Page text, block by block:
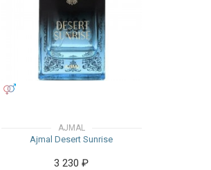
AJMAL
Ajmal Desert Sunrise
3 230₽